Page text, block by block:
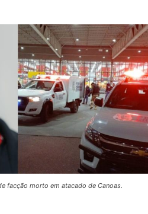
facção morto em atacado de Canoas.